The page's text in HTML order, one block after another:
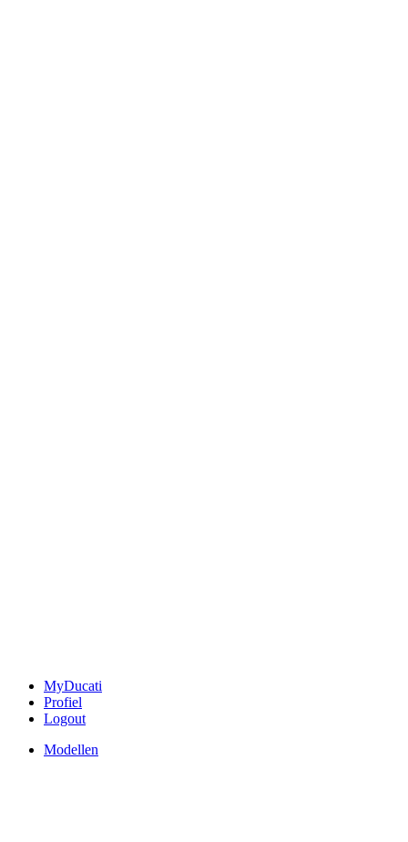
MyDucati
Profiel
Logout
Modellen